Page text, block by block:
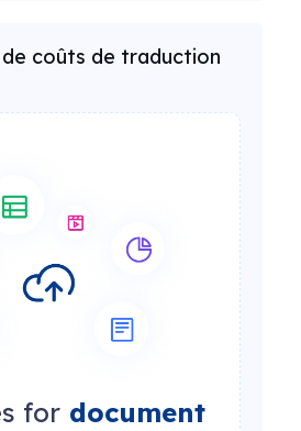
coûts de traduction
for document